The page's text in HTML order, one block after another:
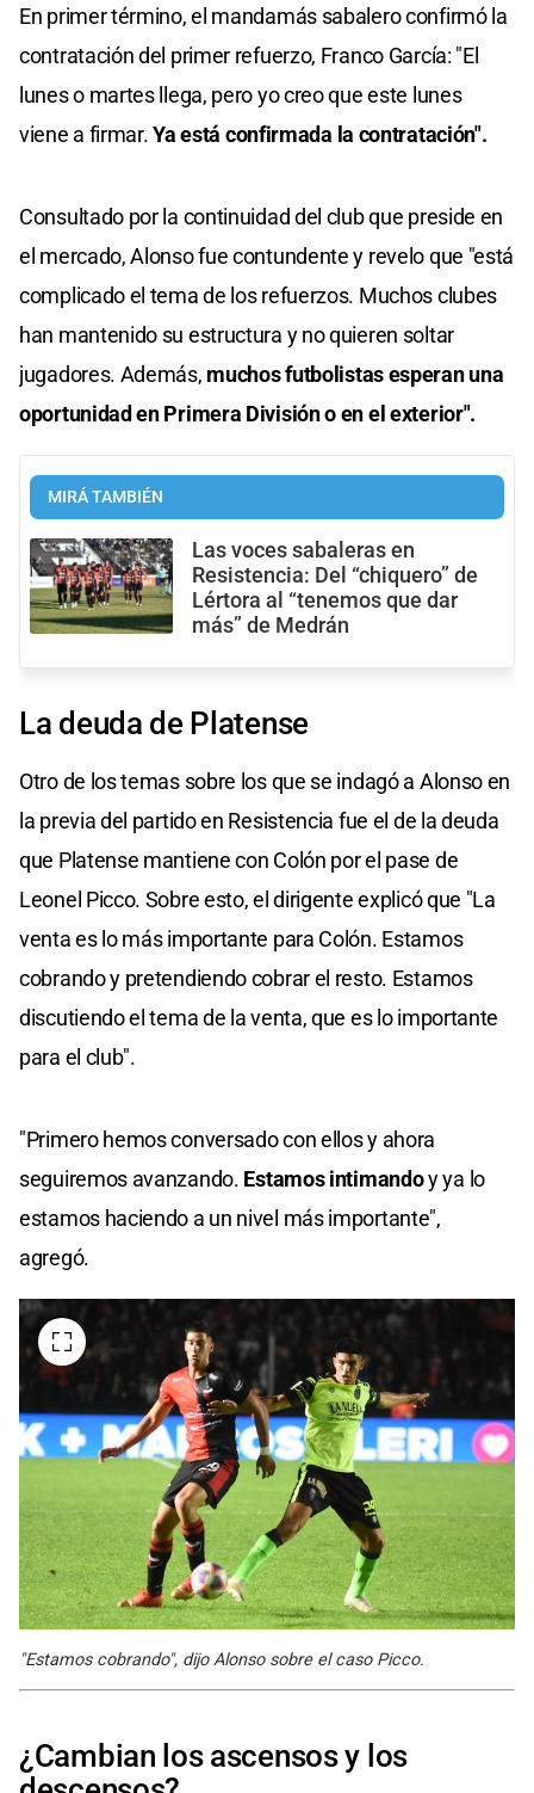
En primer término, el mandamás sabalero confirmó la
contratación del primer refuerzo, Franco García: "El
lunes o martes llega, pero yo creo que este lunes
viene a firmar.Ya está confirmada la contratación".
Consultado por la continuidad del club que preside en
el mercado, Alonso fue contundente y revelo que "está
complicado el tema de los refuerzos. Muchos clubes
han mantenido su estructura y no quieren soltar
jugadores. Además, muchos futbolistas esperan una
oportunidad en Primera División o en el exterior".
MIRÁ TAMBIÉN
Las voces sabaleras en
Resistencia: Del “chiquero” de
Lértora al “tenemos que dar
más” de Medrán
La deuda de Platense
Otro de los temas sobre los que se indagó a Alonso en
la previa del partido en Resistencia fue el de la deuda
que Platense mantiene con Colón por el pase de
Leonel Picco. Sobre esto, el dirigente explicó que "La
venta es lo más importante para Colón. Estamos
cobrando y pretendiendo cobrar el resto. Estamos
discutiendo el tema de la venta, que es lo importante
para el club".
"Primero hemos conversado con ellos y ahora
seguiremos avanzando. Estamos intimandoy ya lo
estamos haciendo a un nivel más importante",
agregó.
"Estamos cobrando", dijo Alonso sobre el caso Picco.
¿Cambian los ascensos y los